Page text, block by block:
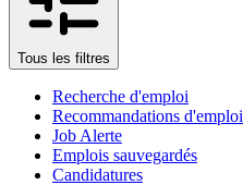
Tous les filtres
Recherche d'emploi
Recommandations d'emploi
Job Alerte
Emplois sauvegardés
Candidatures